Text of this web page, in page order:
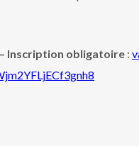
Inscription obligatoire :